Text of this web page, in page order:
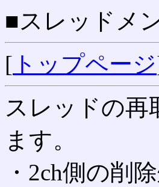
■スレッドメ
[ トップページ
スレッドの再
ます。
・2ch側の削